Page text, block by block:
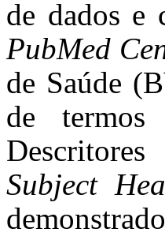
de dados e
PubMed
de Saúde
de termos
Subject